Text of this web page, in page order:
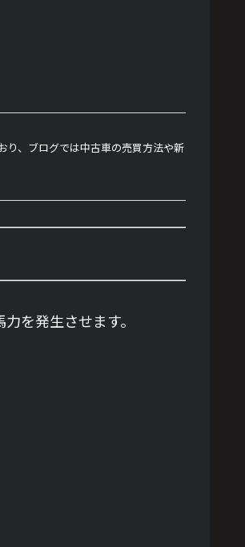
り、ブログでは中古車の売買方法や新
を発生させます。